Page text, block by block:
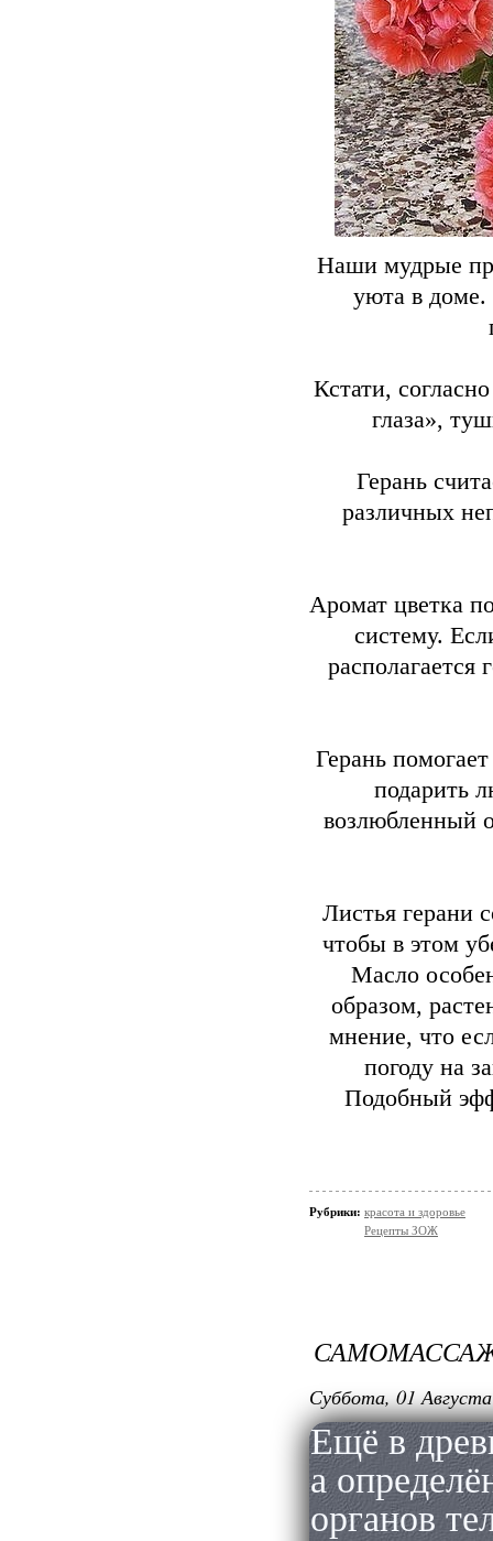
Наши мудрые
уюта в доме.
Кстати,
глаза»,
Герань
различных
Аромат цветка
систему.
располагается
Герань
подарить
возлюбленный
Листья герани
чтобы в этом
Масло
образом,
мнение, что
погоду на
Подобный
Рубрики: красота и здоровье
Рецепты ЗОЖ
Суббота, 01
Ещё в
а
органов